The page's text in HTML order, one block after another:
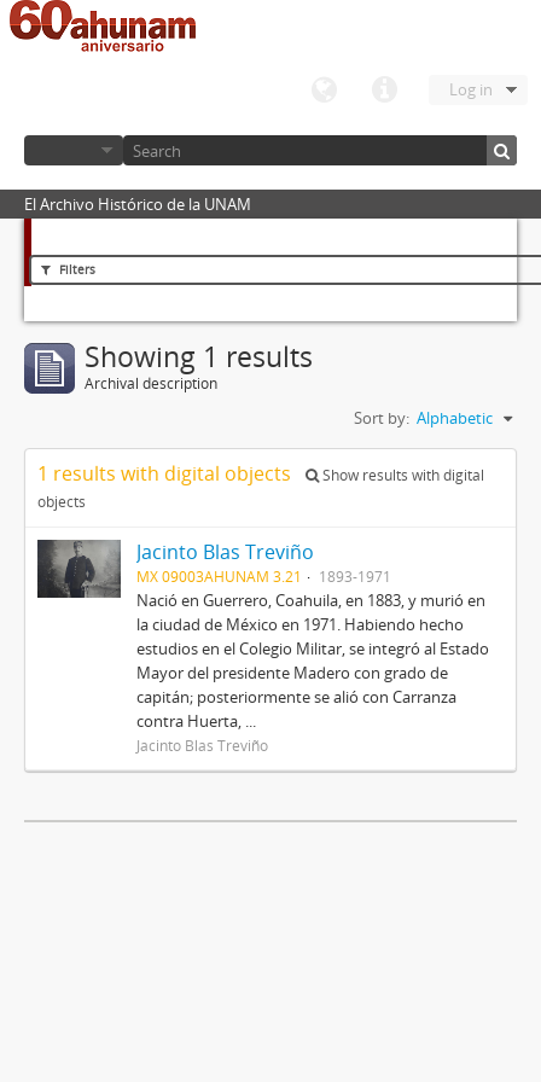
Log in
El Archivo Histórico de la UNAM
Filters
Showing 1 results
Archival description
Sort by: Alphabetic
1 results with digital objects
Show results with digital
objects
Jacinto Blas Treviño
MX 09003AHUNAM 3.21 1893-1971
Nació en Guerrero, Coahuila, en 1883, y murió en
la ciudad de México en 1971. Habiendo hecho
estudios en el Colegio Militar, se integró al Estado
Mayor del presidente Madero con grado de
capitán; posteriormente se alió con Carranza
contra Huerta, ...
Jacinto Blas Treviño